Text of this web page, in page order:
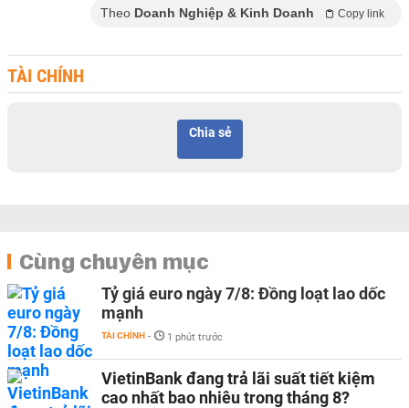
Theo Doanh Nghiệp & Kinh Doanh Copy link
TÀI CHÍNH
Chia sẻ
Cùng chuyên mục
Tỷ giá euro ngày 7/8: Đồng loạt lao dốc
mạnh
TÀI CHÍNH - 1 phút trước
VietinBank đang trả lãi suất tiết kiệm
cao nhất bao nhiêu trong tháng 8?